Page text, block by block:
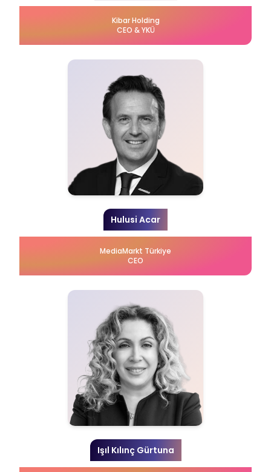
Kibar Holding
CEO & YKÜ
Hulusi Acar
MediaMarkt Türkiye
CEO
Işıl Kılınç Gürtuna